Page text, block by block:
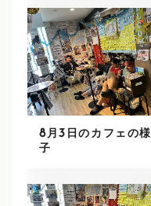
8月3日のカフェの様
子